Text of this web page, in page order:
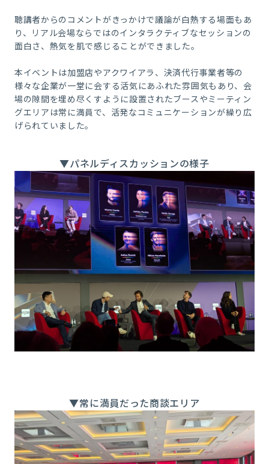
聴講者からのコメントがきっかけで議論が白熱する場面もあ
り、リアル会場ならではのインタラクティブなセッションの
面白さ、熱気を肌で感じることができました。
本イベントは加盟店やアクワイアラ、決済代行事業者等の
様々な企業が一堂に会する活気にあふれた雰囲気もあり、会
場の隙間を埋め尽くすように設置されたブースやミーティン
グエリアは常に満員で、活発なコミュニケーションが繰り広
げられていました。
▼パネルディスカッションの様子
▼常に満員だった商談エリア